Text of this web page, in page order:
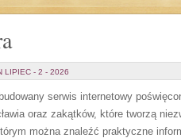
LIPIEC - 2 - 2026
serwis internetowy
oraz zakątków, które tworzą
można znaleźć praktyczne